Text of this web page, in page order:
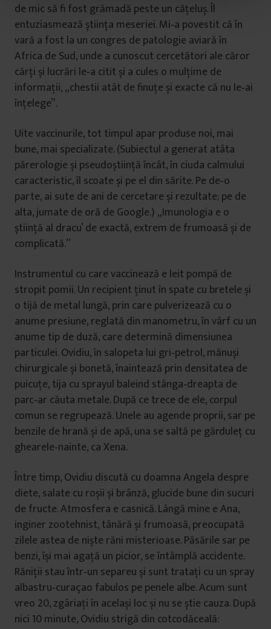
de mic să fi fost grămadă peste un cățeluș. Îl
entuziasmează știința meseriei. Mi‑a povestit că în
vară a fost la un congres de patologie aviară în
Africa de Sud, unde a cunoscut cercetători ale căror
cărți și lucrări le‑a citit și a cules o mulțime de
informații, „chestii atât de finuțe și exacte că nu le‑ai
înțelege”.
Uite vaccinurile, tot timpul apar produse noi, mai
bune, mai specializate. (Subiectul a generat atâta
părerologie și pseudoștiință încât, în ciuda calmului
caracteristic, îl scoate și pe el din sărite. Pe de‑o
parte, ai sute de ani de cercetare și rezultate; pe de
alta, jumate de oră de Google.) „Imunologia e o
știință al dracu’ de exactă, extrem de frumoasă și de
complicată.”
Instrumentul cu care vaccinează e leit pompă de
stropit pomii. Un recipient ținut în spate cu bretele și
o tijă de metal lungă, prin care pulverizează cu o
anume presiune, reglată din manometru, în vârf cu un
anume tip de duză, care determină dimensiunea
particulei. Ovidiu, în salopeta lui gri‑petrol, mănuși
chirurgicale și bonetă, înaintează prin densitatea de
puicuțe, tija cu sprayul baleind stânga‑dreapta de
parc‑ar căuta metale. După ce trece de ele, corpul
comun se regrupează. Unele au agende proprii, sar pe
benzile de hrană și de apă, una se saltă pe gărduleț cu
ghearele‑nainte, ca Xena.
Între timp, Ovidiu discută cu doamna Angela despre
diete, salate cu roșii și brânză, glucide bune din sucuri
de fructe. Atmosfera e casnică. Lângă mine e Ana,
inginer zootehnist, tânără și frumoasă, preocupată
zilele astea de niște răni misterioase. Păsările sar pe
benzi, își mai agață un picior, se întâmplă accidente.
Răniții stau într‑un separeu și sunt tratați cu un spray
albastru‑curaçao fabulos pe penele albe. Acum sunt
vreo 20, zgâriați în același loc și nu se știe cauza. După
nici 10 minute, Ovidiu strigă din cotcodăceală: